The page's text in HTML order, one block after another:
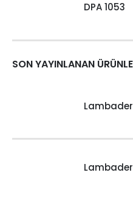
DPA 1053
SON YAYINLANAN